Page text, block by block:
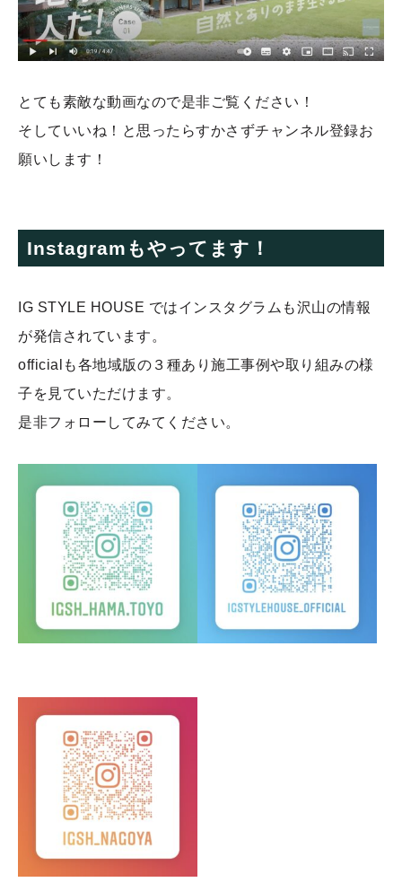
とても素敵な動画なので是非ご覧ください！
そしていいね！と思ったらすかさずチャンネル登録お
願いします！
Instagramもやってます！
IG STYLE HOUSE ではインスタグラムも沢山の情報
が発信されています。
officialも各地域版の３種あり施工事例や取り組みの様
子を見ていただけます。
是非フォローしてみてください。